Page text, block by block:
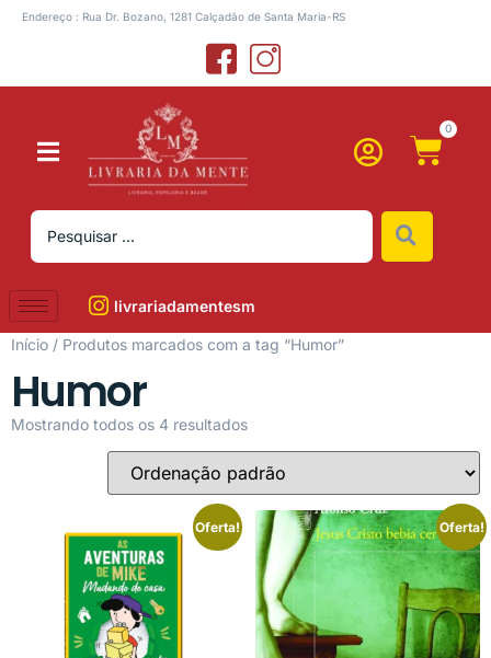
Endereço : Rua Dr. Bozano, 1281 Calçadão de Santa Maria-RS
0
livrariadamentesm
Início / Produtos marcados com a tag “Humor”
Humor
Mostrando todos os 4 resultados
Oferta! Oferta!